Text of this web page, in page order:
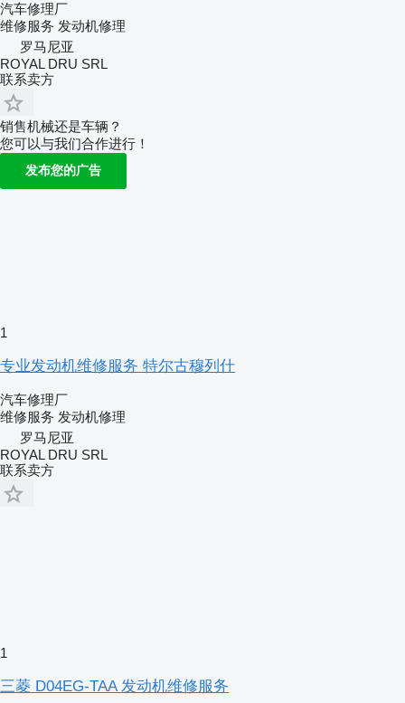
汽车修理厂
维修服务 发动机修理
罗马尼亚
ROYAL DRU SRL
联系卖方
销售机械还是车辆？
您可以与我们合作进行！
发布您的广告
1
专业发动机维修服务 特尔古穆列什
汽车修理厂
维修服务 发动机修理
罗马尼亚
ROYAL DRU SRL
联系卖方
1
三菱 D04EG-TAA 发动机维修服务